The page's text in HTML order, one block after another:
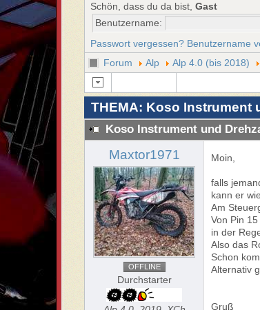
Schön, dass du da bist,Gast
Benutzername:
Passwort vergessen? Benutzername
Forum
Alp Alp 4.0 (bis 2018)
THEMA: Koso Instrument
Koso Instrument und
Maxtor1971
OFFLINE
Durchstarter
Moin,
falls
kann er
Am
Von Pin
in der
Also das
Schon
Alternativ
Gruß